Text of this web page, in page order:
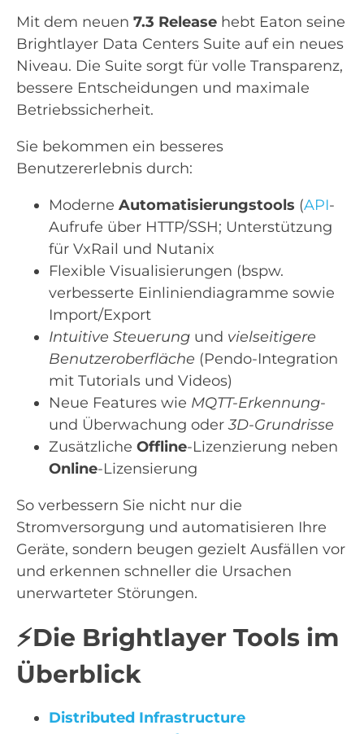
Mit dem neuen 7.3 Release hebt Eaton seine
Brightlayer Data Centers Suite auf ein neues
Niveau. Die Suite sorgt für volle Transparenz,
bessere Entscheidungen und maximale
Betriebssicherheit.
Sie bekommen ein besseres
Benutzererlebnis durch:
Moderne Automatisierungstools (API-
Aufrufe über HTTP/SSH; Unterstützung
für VxRail und Nutanix
Flexible Visualisierungen (bspw.
verbesserte Einliniendiagramme sowie
Import/Export
Intuitive Steuerung und vielseitigere
Benutzeroberfläche (Pendo-Integration
mit Tutorials und Videos)
Neue Features wie MQTT-Erkennung-
und Überwachung oder3D-Grundrisse
Zusätzliche Offline-Lizenzierung neben
Online-Lizensierung
So verbessern Sie nicht nur die
Stromversorgung und automatisieren Ihre
Geräte, sondern beugen gezielt Ausfällen vor
und erkennen schneller die Ursachen
unerwarteter Störungen.
⚡Die Brightlayer Tools im
Überblick
Distributed Infrastructure